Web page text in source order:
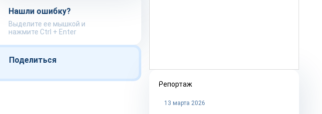
Нашли ошибку?
Выделите ее мышкой и
нажмите Ctrl + Enter
Поделиться
Репортаж
13 марта 2026